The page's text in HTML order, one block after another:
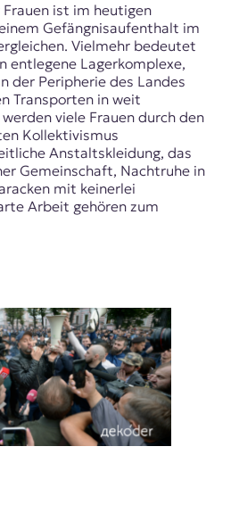
ist im heutigen
Gefängnisaufenthalt im
Vielmehr bedeutet
entlegene Lagerkomplexe,
der Peripherie des Landes
Transporten in weit
viele Frauen durch den
Kollektivismus
Anstaltskleidung, das
Gemeinschaft, Nachtruhe in
mit keinerlei
Arbeit gehören zum